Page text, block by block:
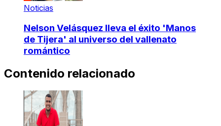
Noticias
Nelson Velásquez lleva el éxito 'Manos
de Tijera' al universo del vallenato
romántico
Contenido relacionado